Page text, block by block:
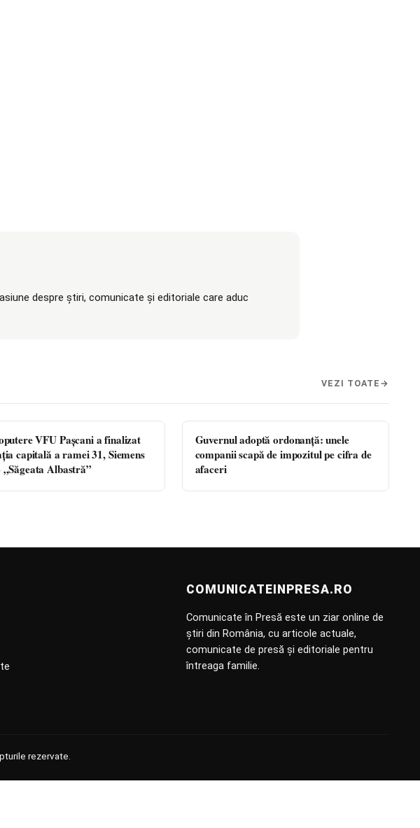
despre știri, comunicate și editoriale care aduc
VEZI TOATE
VFU Pașcani a finalizat
capitală a ramei 31, Siemens
Albastră”
Guvernul adoptă ordonanță: unele
companii scapă de impozitul pe cifra de
afaceri
COMUNICATEINPRESA.RO
Comunicate în Presă este un ziar online de
știri din România, cu articole actuale,
comunicate de presă și editoriale pentru
întreaga familie.
rezervate.